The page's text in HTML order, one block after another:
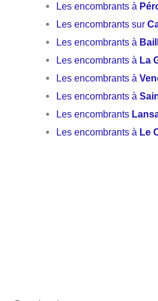
Les encombrants à
Les encombrants sur
Les encombrants à
Les encombrants à La
Les encombrants à
Les encombrants à
Les encombrants
Les encombrants à Le